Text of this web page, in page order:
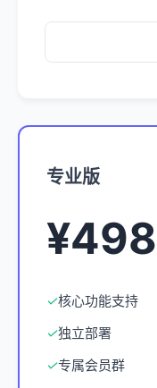
专业版
¥498
✓核心功能支持
✓独立部署
✓专属会员群